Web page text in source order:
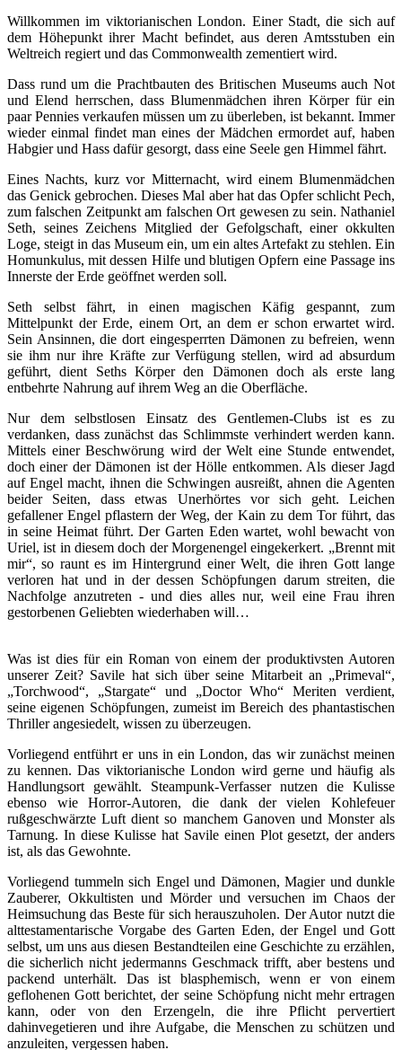
Willkommen im viktorianischen London. Einer Stadt, die sich auf
dem Höhepunkt ihrer Macht befindet, aus deren Amtsstuben ein
Weltreich regiert und das Commonwealth zementiert wird.
Dass rund um die Prachtbauten des Britischen Museums auch Not
und Elend herrschen, dass Blumenmädchen ihren Körper für ein
paar Pennies verkaufen müssen um zu überleben, ist bekannt. Immer
wieder einmal findet man eines der Mädchen ermordet auf, haben
Habgier und Hass dafür gesorgt, dass eine Seele gen Himmel fährt.
Eines Nachts, kurz vor Mitternacht, wird einem Blumenmädchen
das Genick gebrochen. Dieses Mal aber hat das Opfer schlicht Pech,
zum falschen Zeitpunkt am falschen Ort gewesen zu sein. Nathaniel
Seth, seines Zeichens Mitglied der Gefolgschaft, einer okkulten
Loge, steigt in das Museum ein, um ein altes Artefakt zu stehlen. Ein
Homunkulus, mit dessen Hilfe und blutigen Opfern eine Passage ins
Innerste der Erde geöffnet werden soll.
Seth selbst fährt, in einen magischen Käfig gespannt, zum
Mittelpunkt der Erde, einem Ort, an dem er schon erwartet wird.
Sein Ansinnen, die dort eingesperrten Dämonen zu befreien, wenn
sie ihm nur ihre Kräfte zur Verfügung stellen, wird ad absurdum
geführt, dient Seths Körper den Dämonen doch als erste lang
entbehrte Nahrung auf ihrem Weg an die Oberfläche.
Nur dem selbstlosen Einsatz des Gentlemen-Clubs ist es zu
verdanken, dass zunächst das Schlimmste verhindert werden kann.
Mittels einer Beschwörung wird der Welt eine Stunde entwendet,
doch einer der Dämonen ist der Hölle entkommen. Als dieser Jagd
auf Engel macht, ihnen die Schwingen ausreißt, ahnen die Agenten
beider Seiten, dass etwas Unerhörtes vor sich geht. Leichen
gefallener Engel pflastern der Weg, der Kain zu dem Tor führt, das
in seine Heimat führt. Der Garten Eden wartet, wohl bewacht von
Uriel, ist in diesem doch der Morgenengel eingekerkert. „Brennt mit
mir“, so raunt es im Hintergrund einer Welt, die ihren Gott lange
verloren hat und in der dessen Schöpfungen darum streiten, die
Nachfolge anzutreten - und dies alles nur, weil eine Frau ihren
gestorbenen Geliebten wiederhaben will…
Was ist dies für ein Roman von einem der produktivsten Autoren
unserer Zeit? Savile hat sich über seine Mitarbeit an „Primeval“,
„Torchwood“, „Stargate“ und „Doctor Who“ Meriten verdient,
seine eigenen Schöpfungen, zumeist im Bereich des phantastischen
Thriller angesiedelt, wissen zu überzeugen.
Vorliegend entführt er uns in ein London, das wir zunächst meinen
zu kennen. Das viktorianische London wird gerne und häufig als
Handlungsort gewählt. Steampunk-Verfasser nutzen die Kulisse
ebenso wie Horror-Autoren, die dank der vielen Kohlefeuer
rußgeschwärzte Luft dient so manchem Ganoven und Monster als
Tarnung. In diese Kulisse hat Savile einen Plot gesetzt, der anders
ist, als das Gewohnte.
Vorliegend tummeln sich Engel und Dämonen, Magier und dunkle
Zauberer, Okkultisten und Mörder und versuchen im Chaos der
Heimsuchung das Beste für sich herauszuholen. Der Autor nutzt die
alttestamentarische Vorgabe des Garten Eden, der Engel und Gott
selbst, um uns aus diesen Bestandteilen eine Geschichte zu erzählen,
die sicherlich nicht jedermanns Geschmack trifft, aber bestens und
packend unterhält. Das ist blasphemisch, wenn er von einem
geflohenen Gott berichtet, der seine Schöpfung nicht mehr ertragen
kann, oder von den Erzengeln, die ihre Pflicht pervertiert
dahinvegetieren und ihre Aufgabe, die Menschen zu schützen und
anzuleiten, vergessen haben.